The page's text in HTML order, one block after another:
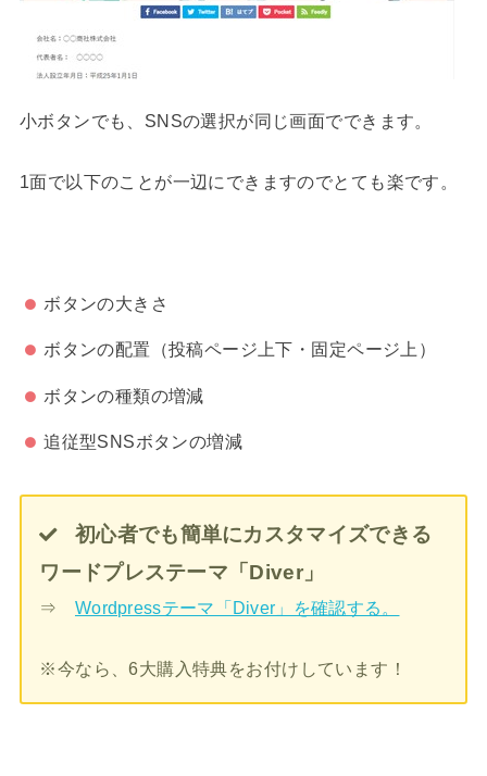
小ボタンでも、SNSの選択が同じ画面でできます。
1面で以下のことが一辺にできますのでとても楽です。
ボタンの大きさ
ボタンの配置（投稿ページ上下・固定ページ上）
ボタンの種類の増減
追従型SNSボタンの増減
初心者でも簡単にカスタマイズできる
ワードプレステーマ「Diver」
⇒ Wordpressテーマ「Diver」を確認する。
※今なら、6大購入特典をお付けしています！